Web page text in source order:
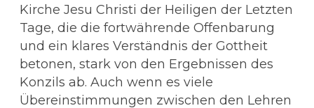
Kirche Jesu Christi der Heiligen der Letzten
Tage, die die fortwährende Offenbarung
und ein klares Verständnis der Gottheit
betonen, stark von den Ergebnissen des
Konzils ab. Auch wenn es viele
Übereinstimmungen zwischen den Lehren